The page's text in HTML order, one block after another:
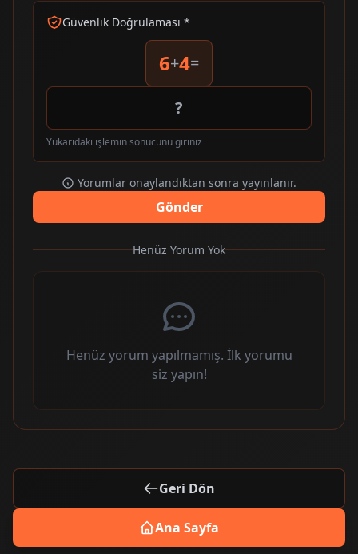
Güvenlik Doğrulaması *
6+4=
Yukarıdaki işlemin sonucunu giriniz
Yorumlar onaylandıktan sonra yayınlanır.
Gönder
Henüz Yorum Yok
Henüz yorum yapılmamış. İlk yorumu
siz yapın!
Geri Dön
Ana Sayfa